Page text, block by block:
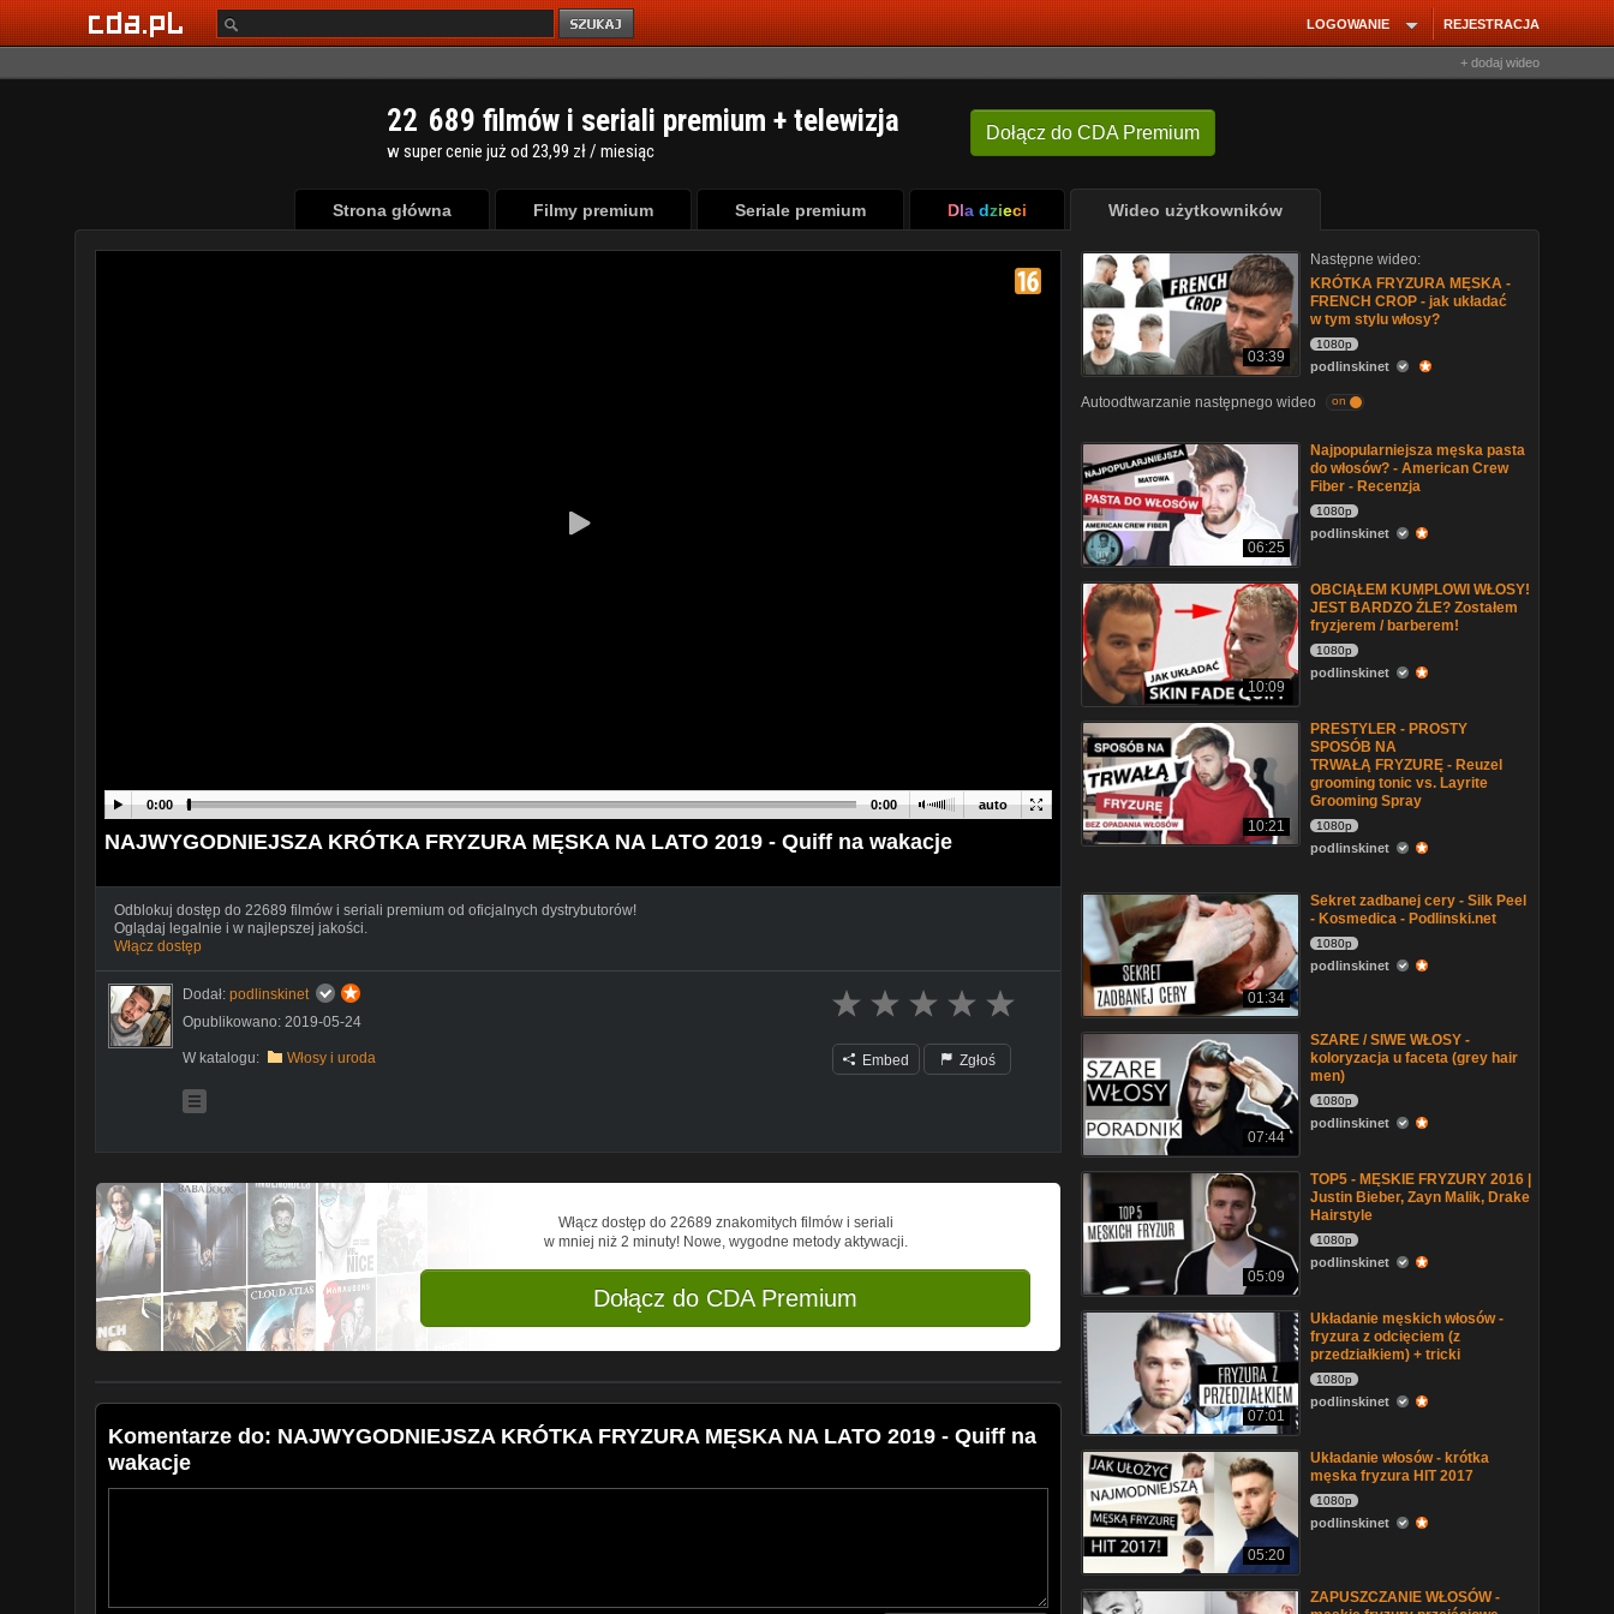
REJESTRACJA
LOGOWANIE
+ dodaj wideo
Dołącz do CDA Premium
22 689 filmów i seriali premium + telewizja
w super cenie już od 23,99 zł / miesiąc
Strona główna Filmy premium Seriale premium Dla dzieci Wideo użytkowników
auto
0:00 0:00
NAJWYGODNIEJSZA KRÓTKA FRYZURA MĘSKA NA LATO 2019 - Quiff na wakacje
Odblokuj dostęp do 22689 filmów i seriali premium od oficjalnych dystrybutorów!
Oglądaj legalnie i w najlepszej jakości.
Włącz dostęp
Dodał: podlinskinet
Opublikowano: 2019-05-24
W katalogu: Włosy i uroda Embed Zgłoś
Włącz dostęp do 22689 znakomitych filmów i seriali
w mniej niż 2 minuty! Nowe, wygodne metody aktywacji.
Dołącz do CDA Premium
Komentarze do: NAJWYGODNIEJSZA KRÓTKA FRYZURA MĘSKA NA LATO 2019 - Quiff na
wakacje
03:39
Następne wideo:
KRÓTKA FRYZURA MĘSKA -
FRENCH CROP - jak układać
w tym stylu włosy?
1080p
podlinskinet
Autoodtwarzanie następnego wideo on
06:25
Najpopularniejsza męska pasta
do włosów? - American Crew
Fiber - Recenzja
1080p
podlinskinet
10:09
OBCIĄŁEM KUMPLOWI WŁOSY!
JEST BARDZO ŹLE? Zostałem
fryzjerem / barberem!
1080p
podlinskinet
10:21
PRESTYLER - PROSTY
SPOSÓB NA
TRWAŁĄ FRYZURĘ - Reuzel
grooming tonic vs. Layrite
Grooming Spray
1080p
podlinskinet
01:34
Sekret zadbanej cery - Silk Peel
- Kosmedica - Podlinski.net
1080p
podlinskinet
07:44
SZARE / SIWE WŁOSY -
koloryzacja u faceta (grey hair
men)
1080p
podlinskinet
05:09
TOP5 - MĘSKIE FRYZURY 2016 |
Justin Bieber, Zayn Malik, Drake
Hairstyle
1080p
podlinskinet
07:01
Układanie męskich włosów -
fryzura z odcięciem (z
przedziałkiem) + tricki
1080p
podlinskinet
05:20
Układanie włosów - krótka
męska fryzura HIT 2017
1080p
podlinskinet
ZAPUSZCZANIE WŁOSÓW -